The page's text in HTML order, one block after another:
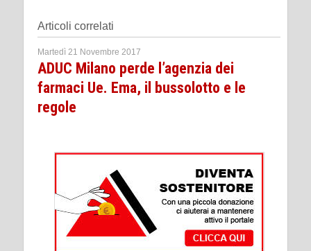
Articoli correlati
Martedì 21 Novembre 2017
ADUC Milano perde l’agenzia dei
farmaci Ue. Ema, il bussolotto e le
regole